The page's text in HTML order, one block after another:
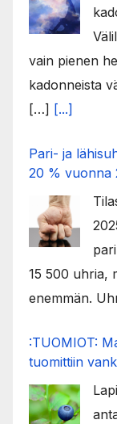
vain pienen
kadonneista
[…] [...]
Pari- ja
20 % vuonna
15 500 uhria,
enemmän.
:TUOMIOT:
tuomittiin